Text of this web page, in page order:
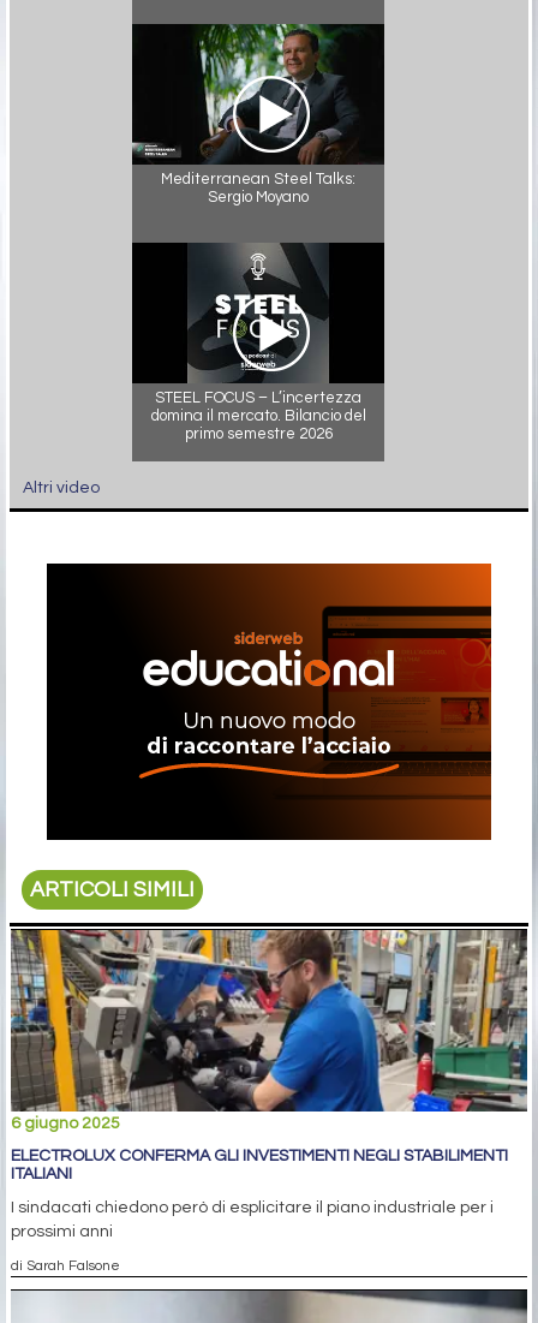
Mediterranean Steel Talks:
Sergio Moyano
STEEL FOCUS – L’incertezza
domina il mercato. Bilancio del
primo semestre 2026
Altri video
ARTICOLI SIMILI
6 giugno 2025
ELECTROLUX CONFERMA GLI INVESTIMENTI NEGLI STABILIMENTI
ITALIANI
I sindacati chiedono però di esplicitare il piano industriale per i
prossimi anni
di Sarah Falsone